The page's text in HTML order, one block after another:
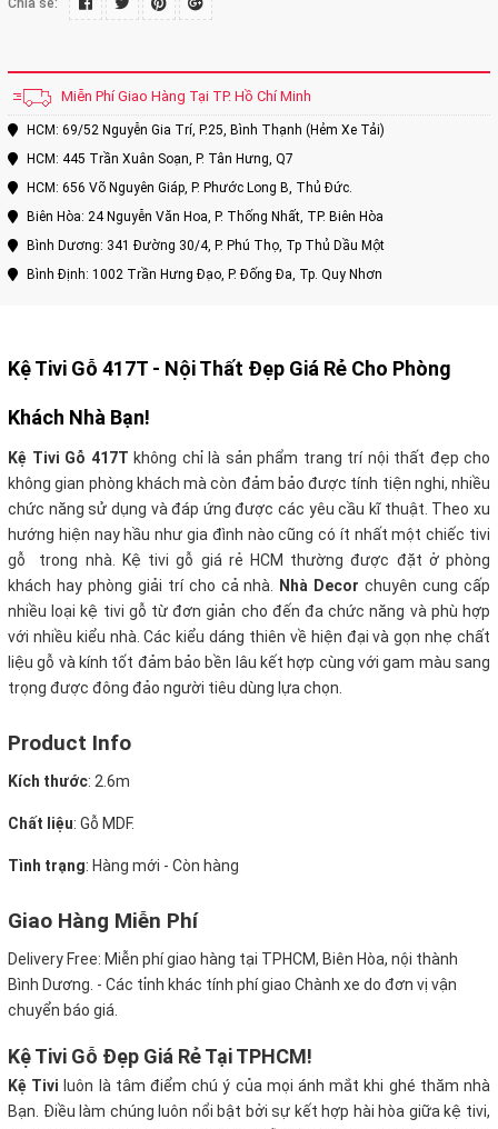
Chia sẻ:
Miễn Phí Giao Hàng Tại TP. Hồ Chí Minh
HCM: 69/52 Nguyễn Gia Trí, P.25, Bình Thạnh (Hẻm Xe Tải)
HCM: 445 Trần Xuân Soạn, P. Tân Hưng, Q7
HCM: 656 Võ Nguyên Giáp, P. Phước Long B, Thủ Đức.
Biên Hòa: 24 Nguyễn Văn Hoa, P. Thống Nhất, TP. Biên Hòa
Bình Dương: 341 Đường 30/4, P. Phú Thọ, Tp Thủ Dầu Một
Bình Định: 1002 Trần Hưng Đạo, P. Đống Đa, Tp. Quy Nhơn
Kệ Tivi Gỗ 417T - Nội Thất Đẹp Giá Rẻ Cho Phòng
Khách Nhà Bạn!
Kệ Tivi Gỗ 417T không chỉ là sản phẩm trang trí nội thất đẹp cho
không gian phòng khách mà còn đảm bảo được tính tiện nghi, nhiều
chức năng sử dụng và đáp ứng được các yêu cầu kĩ thuật. Theo xu
hướng hiện nay hầu như gia đình nào cũng có ít nhất một chiếc tivi
gỗ trong nhà. Kệ tivi gỗ giá rẻ HCM thường được đặt ở phòng
khách hay phòng giải trí cho cả nhà. Nhà Decor chuyên cung cấp
nhiều loại kệ tivi gỗ từ đơn giản cho đến đa chức năng và phù hợp
với nhiều kiểu nhà. Các kiểu dáng thiên về hiện đại và gọn nhẹ chất
liệu gỗ và kính tốt đảm bảo bền lâu kết hợp cùng với gam màu sang
trọng được đông đảo người tiêu dùng lựa chọn.
Product Info
Kích thước: 2.6m
Chất liệu: Gỗ MDF.
Tình trạng: Hàng mới - Còn hàng
Giao Hàng Miễn Phí
Delivery Free: Miễn phí giao hàng tại TPHCM, Biên Hòa, nội thành
Bình Dương. - Các tỉnh khác tính phí giao Chành xe do đơn vị vận
chuyển báo giá.
Kệ Tivi Gỗ Đẹp Giá Rẻ Tại TPHCM!
Kệ Tivi luôn là tâm điểm chú ý của mọi ánh mắt khi ghé thăm nhà
Bạn. Điều làm chúng luôn nổi bật bởi sự kết hợp hài hòa giữa kệ tivi,